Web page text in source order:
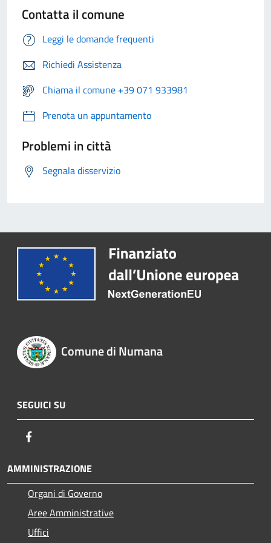
Contatta il comune
Leggi le domande frequenti
Richiedi Assistenza
Chiama il comune +39 071 933981
Prenota un appuntamento
Problemi in città
Segnala disservizio
Comune di Numana
SEGUICI SU
AMMINISTRAZIONE
Organi di Governo
Aree Amministrative
Uffici